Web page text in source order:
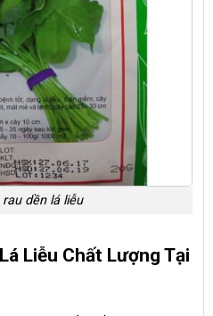
dền lá liễu
Liễu Chất Lượng Tại